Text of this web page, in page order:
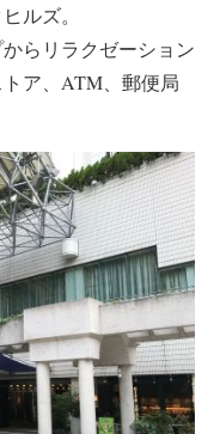
ルズ。
らリラクゼーション
ア、ATM、郵便局